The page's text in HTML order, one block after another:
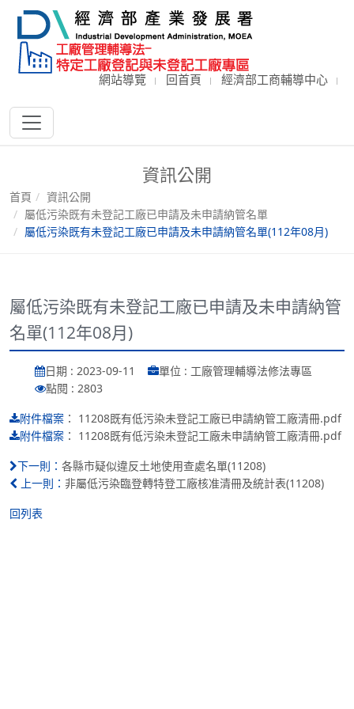
網站導覽 回首頁 經濟部工商輔導中心
資訊公開
首頁
資訊公開
屬低污染既有未登記工廠已申請及未申請納管名單
屬低污染既有未登記工廠已申請及未申請納管名單(112年08月)
屬低污染既有未登記工廠已申請及未申請納管
名單(112年08月)
日期 : 2023-09-11
單位 : 工廠管理輔導法修法專區
點閱 : 2803
附件檔案 ： 11208既有低污染未登記工廠已申請納管工廠清冊.pdf
附件檔案 ： 11208既有低污染未登記工廠未申請納管工廠清冊.pdf
下一則： 各縣市疑似違反土地使用查處名單(11208)
上一則： 非屬低污染臨登轉特登工廠核准清冊及統計表(11208)
回列表